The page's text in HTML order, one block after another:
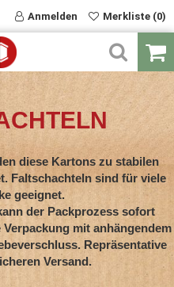
Anmelden Merkliste (0)
diese Kartons zu stabilen
Faltschachteln sind für viele
geeignet.
der Packprozess sofort
mit anhängendem
Repräsentative
Versand.